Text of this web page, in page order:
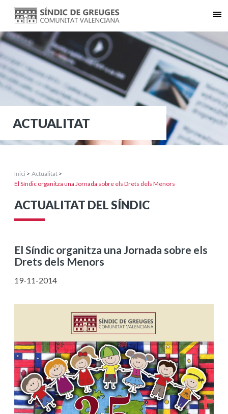
ACTUALITAT
Inici > Actualitat >
El Síndic organitza una Jornada sobre els Drets dels Menors
ACTUALITAT DEL SÍNDIC
El Síndic organitza una Jornada sobre els
Drets dels Menors
19-11-2014